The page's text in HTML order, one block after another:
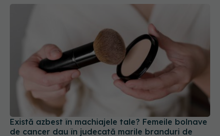
Există azbest în machiajele tale? Femeile bolnave
de cancer dau în judecată marile branduri de
cosmetice